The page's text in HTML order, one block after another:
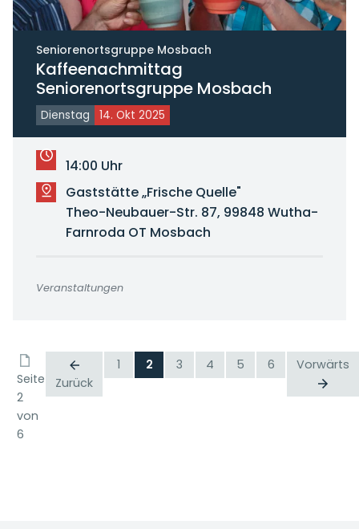
Seniorenortsgruppe Mosbach
Kaffeenachmittag
Seniorenortsgruppe Mosbach
Dienstag 14. Okt 2025
14:00 Uhr
Gaststätte „Frische Quelle"
Theo-Neubauer-Str. 87, 99848 Wutha-
Farnroda OT Mosbach
Veranstaltungen
Seite
2
von
6
Zurück
1 2 3 4 5 6 Vorwärts